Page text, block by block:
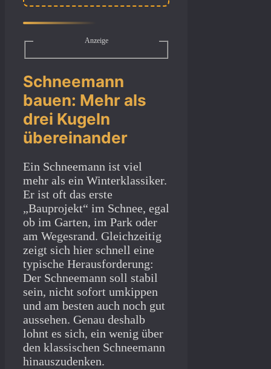
Anzeige
Schneemann
bauen: Mehr als
drei Kugeln
übereinander
Ein Schneemann ist viel
mehr als ein Winterklassiker.
Er ist oft das erste
„Bauprojekt“ im Schnee, egal
ob im Garten, im Park oder
am Wegesrand. Gleichzeitig
zeigt sich hier schnell eine
typische Herausforderung:
Der Schneemann soll stabil
sein, nicht sofort umkippen
und am besten auch noch gut
aussehen. Genau deshalb
lohnt es sich, ein wenig über
den klassischen Schneemann
hinauszudenken.